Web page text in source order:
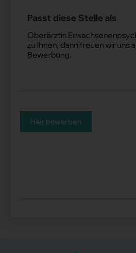
Passt diese Stelle als
Oberärztin
zu Ihnen, dann freuen wir uns
Bewerbung.
Hier bewerben